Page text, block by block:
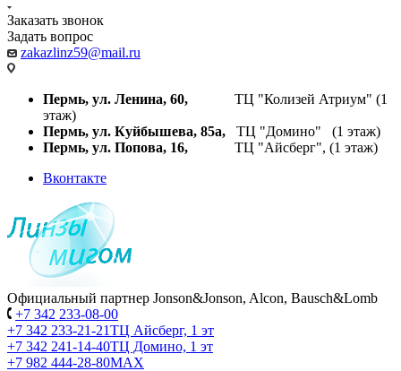
Заказать звонок
Задать вопрос
zakazlinz59@mail.ru
Пермь, ул. Ленина, 60, ТЦ "Колизей Атриум" (1
этаж)
Пермь, ул. Куйбышева, 85а, ТЦ "Домино" (1 этаж)
Пермь, ул. Попова, 16, ТЦ "Айсберг", (1 этаж)
Вконтакте
Официальный партнер Jonson&Jonson, Alcon, Bausch&Lomb
+7 342 233-08-00
+7 342 233-21-21ТЦ Айсберг, 1 эт
+7 342 241-14-40ТЦ Домино, 1 эт
+7 982 444-28-80MAX